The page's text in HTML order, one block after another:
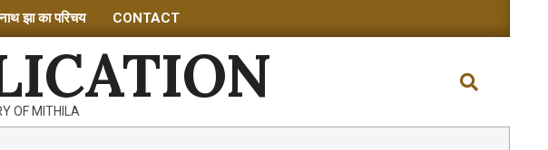
झा का परिचय CONTACT
OF MITHILA
Search